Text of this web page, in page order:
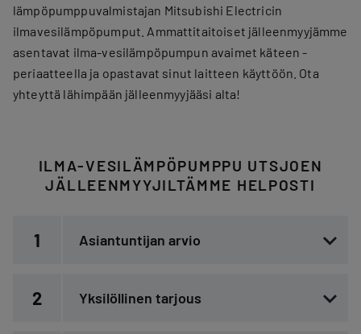
lämpöpumppuvalmistajan Mitsubishi Electricin
ilmavesilämpöpumput. Ammattitaitoiset jälleenmyyjämme
asentavat ilma-vesilämpöpumpun avaimet käteen -
periaatteella ja opastavat sinut laitteen käyttöön. Ota
yhteyttä lähimpään jälleenmyyjääsi alta!
ILMA-VESILÄMPÖPUMPPU UTSJOEN
JÄLLEENMYYJILTÄMME HELPOSTI
1 Asiantuntijan arvio
2 Yksilöllinen tarjous